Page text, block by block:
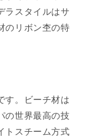
ラスタイルはサ
のリボン杢の特
す。ビーチ材は
の世界最高の技
トスチーム方式